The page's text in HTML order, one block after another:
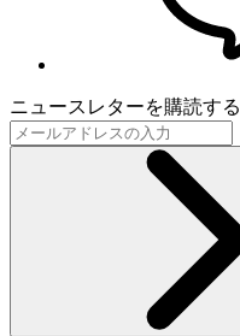
ニュースレターを購読する